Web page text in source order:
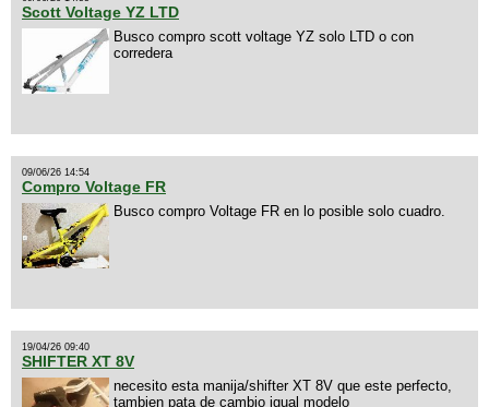
Scott Voltage YZ LTD
Busco compro scott voltage YZ solo LTD o con
corredera
09/06/26 14:54
Compro Voltage FR
Busco compro Voltage FR en lo posible solo cuadro.
19/04/26 09:40
SHIFTER XT 8V
necesito esta manija/shifter XT 8V que este perfecto,
tambien pata de cambio igual modelo